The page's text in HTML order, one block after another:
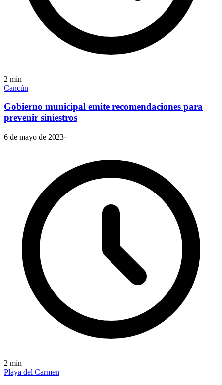
2 min
Cancún
Gobierno municipal emite recomendaciones para
prevenir siniestros
6 de mayo de 2023·
2 min
Playa del Carmen